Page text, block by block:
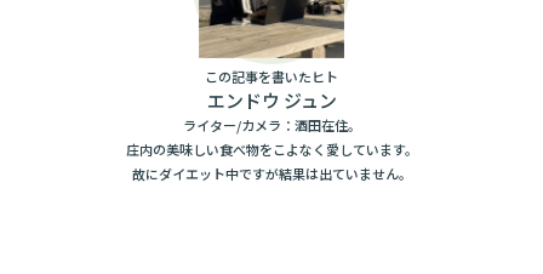
この記事を書いたヒト
エンドウ ジュン
ライター/カメラ：酒田在住。
庄内の美味しい食べ物をこよなく愛しています。
故にダイエット中ですが結果は出ていません。